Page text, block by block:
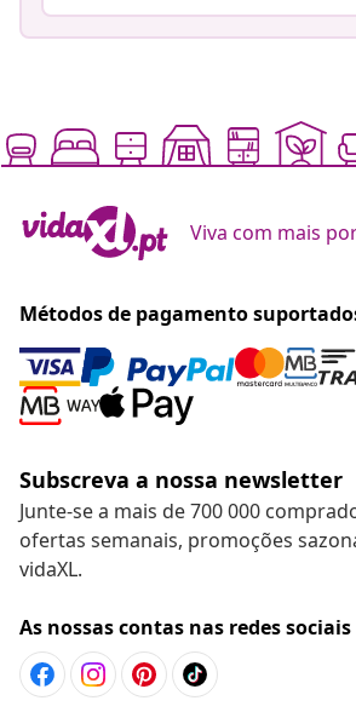
Viva com mais
Métodos de pagamento
Subscreva a nossa newsletter
Junte-se a mais de 700 000
ofertas semanais, promoções
vidaXL.
As nossas contas nas redes sociais